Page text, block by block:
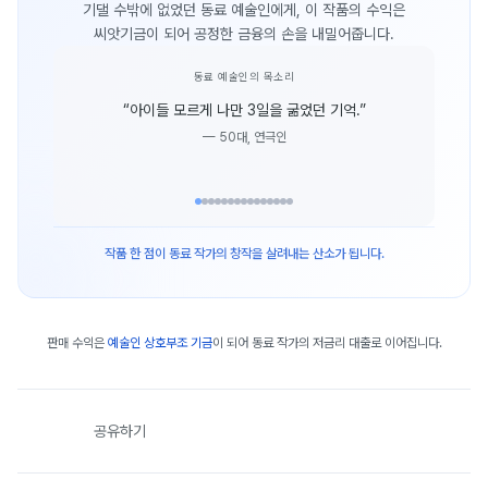
기댈 수밖에 없었던 동료 예술인에게, 이 작품의 수익은
씨앗기금이 되어 공정한 금융의 손을 내밀어줍니다.
동료 예술인의 목소리
“아이들 모르게 나만 3일을 굶었던 기억.”
— 50대, 연극인
작품 한 점이 동료 작가의 창작을 살려내는 산소가 됩니다.
판매 수익은 예술인 상호부조 기금이 되어 동료 작가의 저금리 대출로 이어집니다.
공유하기